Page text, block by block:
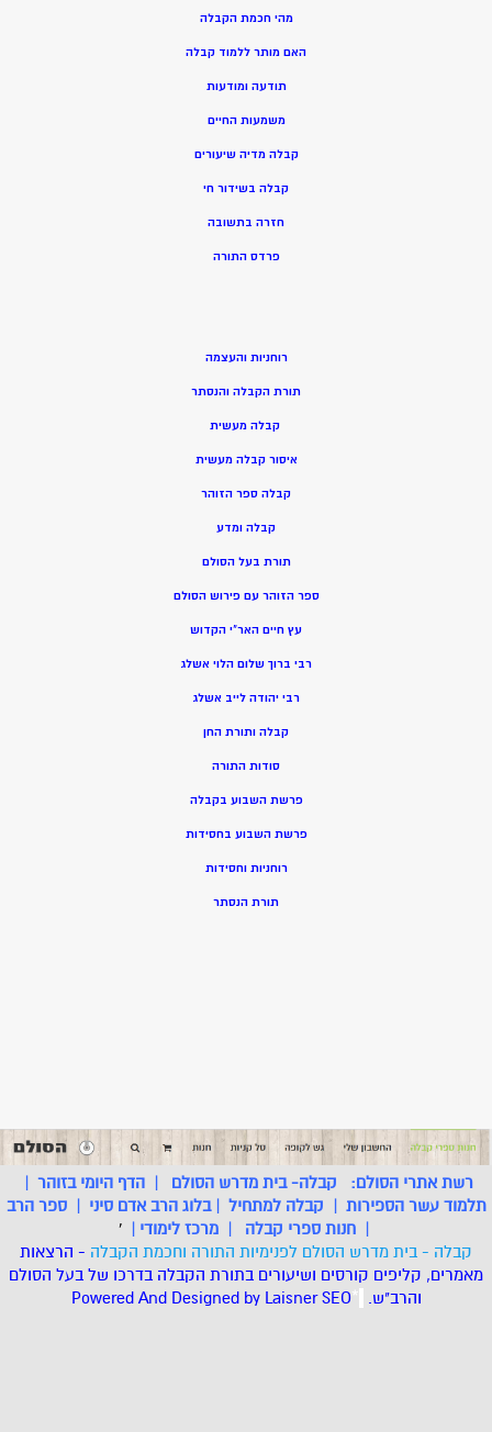
מהי חכמת הקבלה
האם מותר ללמוד קבלה
תודעה ומודעות
משמעות החיים
קבלה מדיה שיעורים
קבלה בשידור חי
חזרה בתשובה
פרדס התורה
רוחניות והעצמה
תורת הקבלה והנסתר
קבלה מעשית
איסור קבלה מעשית
קבלה ספר הזוהר
קבלה ומדע
תורת בעל הסולם
ספר הזוהר עם פירוש הסולם
עץ חיים האר”י הקדוש
רבי ברוך שלום הלוי אשלג
רבי יהודה לייב אשלג
קבלה ותורת החן
סודות התורה
פרשת השבוע בקבלה
פרשת השבוע בחסידות
רוחניות וחסידות
תורת הנסתר
רשת אתרי הסולם: קבלה- בית מדרש הסולם |הדף היומי בזוהר |
תלמוד עשר הספירות | קבלה למתחיל |בלוג הרב אדם סיני |ספר הרב
| חנות ספרי קבלה | מרכז לימודי |
'
קבלה - בית מדרש הסולם לפנימיות התורה וחכמת הקבלה - הרצאות
מאמרים, קליפים קורסים ושיעורים בתורת הקבלה בדרכו של בעל הסולם
והרב"ש. *
Powered And Designed by LaisnerSEO